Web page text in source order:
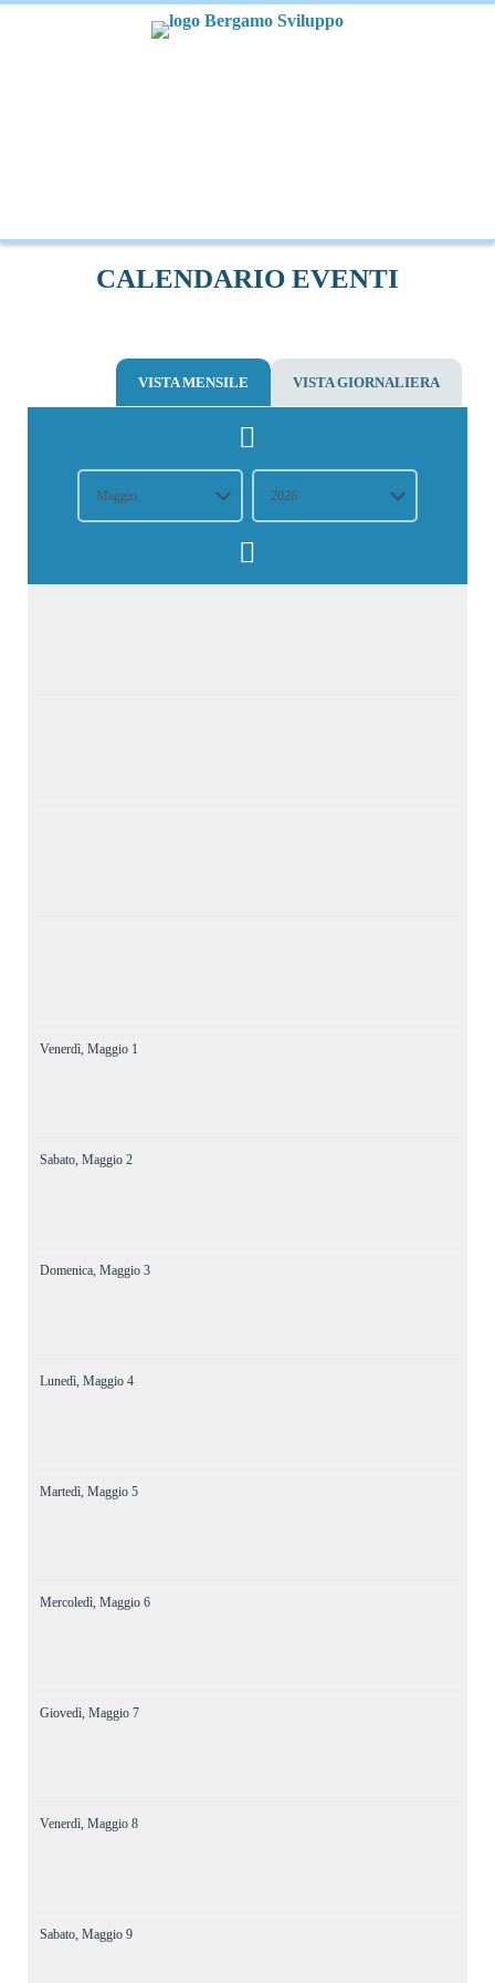
CALENDARIO EVENTI
VISTA MENSILE VISTA GIORNALIERA
Venerdì, Maggio 1
Sabato, Maggio 2
Domenica, Maggio 3
Lunedì, Maggio 4
Martedì, Maggio 5
Mercoledì, Maggio 6
Giovedì, Maggio 7
Venerdì, Maggio 8
Sabato, Maggio 9